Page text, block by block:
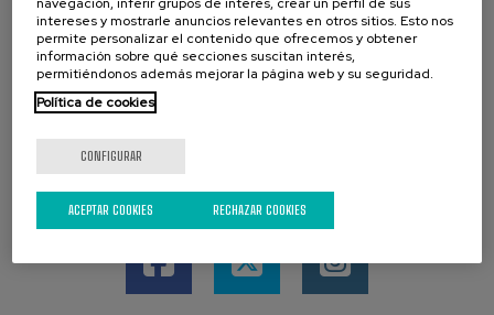
REDES SOCIALES
intereses y mostrarle anuncios relevantes en otros sitios. Esto nos
permite personalizar el contenido que ofrecemos y obtener
información sobre qué secciones suscitan interés,
permitiéndonos además mejorar la página web y su seguridad.
Política de cookies
CONFIGURAR
RECHAZAR COOKIES
ACEPTAR COOKIES